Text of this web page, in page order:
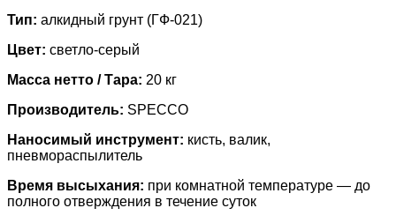
Тип: алкидный грунт (ГФ-021)
Цвет: светло-серый
Масса нетто / Тара: 20 кг
Производитель: SPECCO
Наносимый инструмент: кисть, валик,
пневмораспылитель
Время высыхания: при комнатной температуре — до
полного отверждения в течение суток